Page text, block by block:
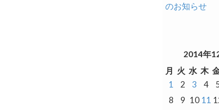
のお知らせ
2014年
月 火 水 木
1 2 3 4
8
9 10 11